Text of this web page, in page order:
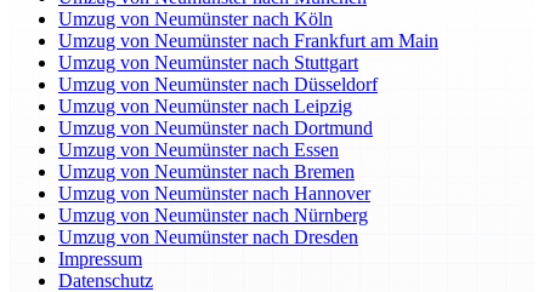
Umzug von Neumünster nach Köln
Umzug von Neumünster nach Frankfurt am Main
Umzug von Neumünster nach Stuttgart
Umzug von Neumünster nach Düsseldorf
Umzug von Neumünster nach Leipzig
Umzug von Neumünster nach Dortmund
Umzug von Neumünster nach Essen
Umzug von Neumünster nach Bremen
Umzug von Neumünster nach Hannover
Umzug von Neumünster nach Nürnberg
Umzug von Neumünster nach Dresden
Impressum
Datenschutz